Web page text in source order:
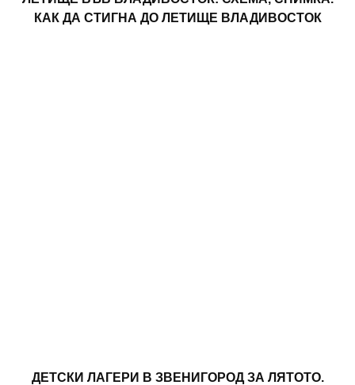
КАК ДА СТИГНА ДО ЛЕТИЩЕ ВЛАДИВОСТОК
ДЕТСКИ ЛАГЕРИ В ЗВЕНИГОРОД ЗА ЛЯТОТО.